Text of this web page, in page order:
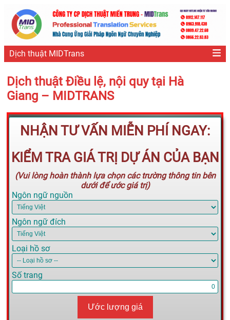
Dịch thuật MIDTrans
Dịch thuật Điều lệ, nội quy tại Hà
Giang – MIDTRANS
NHẬN TƯ VẤN MIỄN PHÍ NGAY:
KIỂM TRA GIÁ TRỊ DỰ ÁN CỦA BẠN
(Vui lòng hoàn thành lựa chọn các trường thông tin bên
dưới để ước giá trị)
Ngôn ngữ nguồn
Ngôn ngữ đích
Loại hồ sơ
Số trang
Ước lượng giá